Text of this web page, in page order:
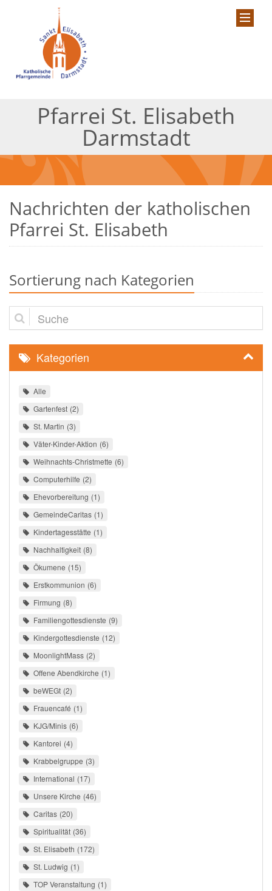
Pfarrei St. Elisabeth
Darmstadt
Nachrichten der katholischen
Pfarrei St. Elisabeth
Sortierung nach Kategorien
Suche
Kategorien
Alle
Gartenfest 2
St. Martin 3
Väter-Kinder-Aktion 6
Weihnachts-Christmette 6
Computerhilfe 2
Ehevorbereitung 1
GemeindeCaritas 1
Kindertagesstätte 1
Nachhaltigkeit 8
Ökumene 15
Erstkommunion 6
Firmung 8
Familiengottesdienste 9
Kindergottesdienste 12
MoonlightMass 2
Offene Abendkirche 1
beWEGt 2
Frauencafé 1
KJG/Minis 6
Kantorei 4
Krabbelgruppe 3
International 17
Unsere Kirche 46
Caritas 20
Spiritualität 36
St. Elisabeth 172
St. Ludwig 1
TOP Veranstaltung 1